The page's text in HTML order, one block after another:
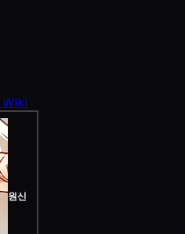
Wiki
원신